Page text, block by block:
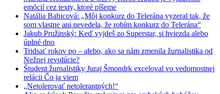
emócií cez texty, ktoré píšeme
Natália Babicová: „Môj konkurz do Telerána vyzeral tak, že
som vlastne ani nevedela, že robím konkurz do Telerána“
Jakub Pružinský: Keď vyjdeš zo Superstar, si hviezda alebo
úplné dno
Tridsať rokov po – alebo, ako sa nám zmenila žurnalistika od
Nežnej revolúcie?
Študent žurnalistiky Juraj Šmondrk exceloval vo vedomostnej
relácii Čo ja viem
„Netolerovať netolerantných!“